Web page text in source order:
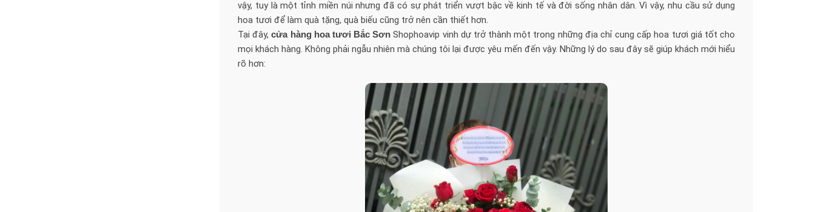
vậy, tuy là một tỉnh miền núi nhưng đã có sự phát triển vượt bậc về kinh tế và đời sống nhân dân. Vì vậy, nhu cầu sử dụng
hoa tươi để làm quà tặng, quà biếu cũng trở nên cần thiết hơn.
Tại đây,cửa hàng hoa tươi Bắc Sơn Shophoavip vinh dự trở thành một trong những địa chỉ cung cấp hoa tươi giá tốt cho
mọi khách hàng. Không phải ngẫu nhiên mà chúng tôi lại được yêu mến đến vậy. Những lý do sau đây sẽ giúp khách mới hiểu
rõ hơn: